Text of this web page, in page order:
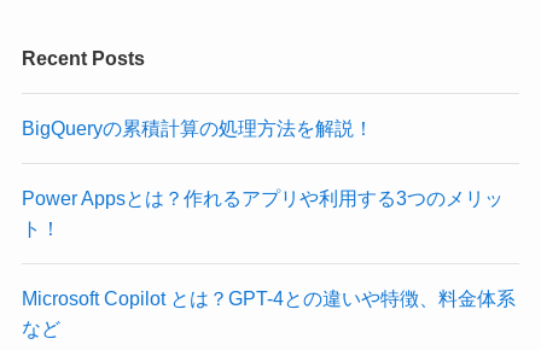
Recent Posts
BigQueryの累積計算の処理方法を解説！
Power Appsとは？作れるアプリや利用する3つのメリッ
ト！
Microsoft Copilot とは？GPT-4との違いや特徴、料金体系
など